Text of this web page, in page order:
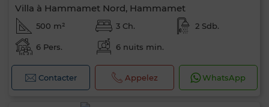
Villa à Hammamet Nord, Hammamet
500 m² 3 Ch. 2 Sdb.
6 Pers. 6 nuits min.
Contacter Appelez WhatsApp